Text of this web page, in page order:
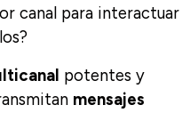
canal para interactuar
potentes y
mensajes